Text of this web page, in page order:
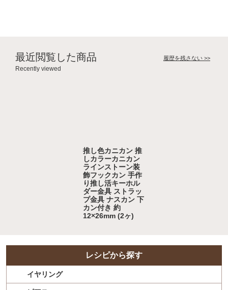
最近閲覧した商品
Recently viewed
履歴を残さない >>
推し色カニカン 推
しカラーカニカン
ラインストーン装
飾フックカン 手作
り推し活キーホル
ダー金具 ストラッ
プ金具 ナスカン 下
カン付き 約
12×26mm (2ヶ)
レシピから探す
イヤリング